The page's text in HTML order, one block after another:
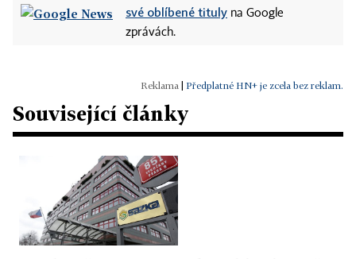
své oblíbené tituly na Google
zprávách.
Předplatné HN+ je zcela bez reklam.
Související články